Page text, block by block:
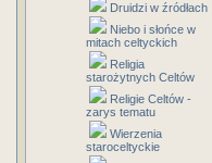
Druidzi w źródłach
Niebo i słońce w
mitach celtyckich
Religia
starożytnych Celtów
Religie Celtów -
zarys tematu
Wierzenia
staroceltyckie